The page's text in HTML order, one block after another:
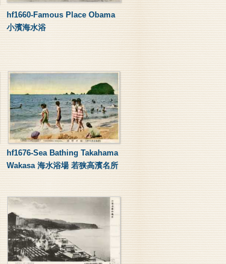
hf1660-Famous Place Obama
小濱海水浴
hf1676-Sea Bathing Takahama
Wakasa 海水浴場 若狭高濱名所